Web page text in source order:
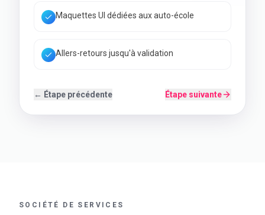
SEO local + données structurées
Back-office simple à utiliser
← Étape précédente Étape suivante
SOCIÉTÉ DE SERVICES